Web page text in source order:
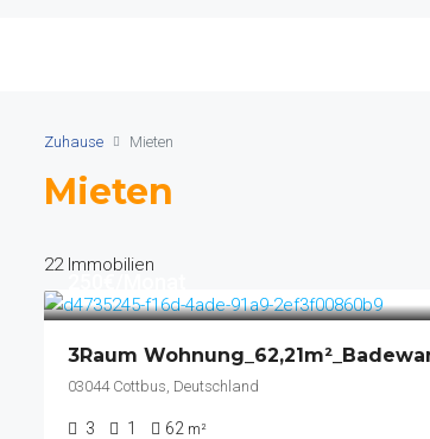
Zuhause Mieten
Mieten
22 Immobilien
03044 Cottbus, Deutschland
3 1 62 m²